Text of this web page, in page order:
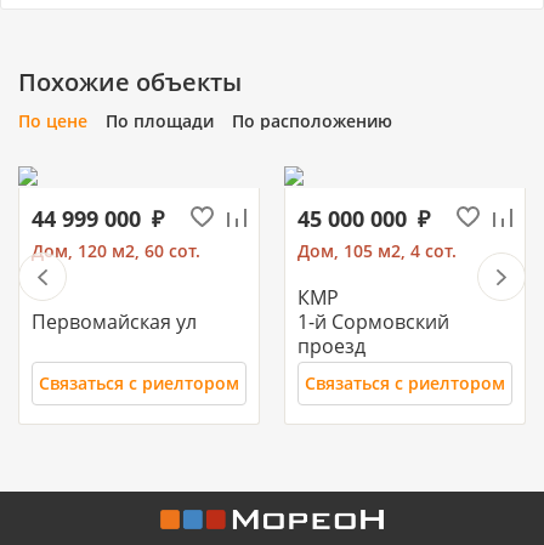
Похожие объекты
По цене По площади По расположению
44 999 000
Дом, 120 м2, 60 сот.
Первомайская ул
Связаться с риелтором
45 000 000
Дом, 105 м2, 4 сот.
КМР
1-й Сормовский
проезд
Связаться с риелтором
10 500 000